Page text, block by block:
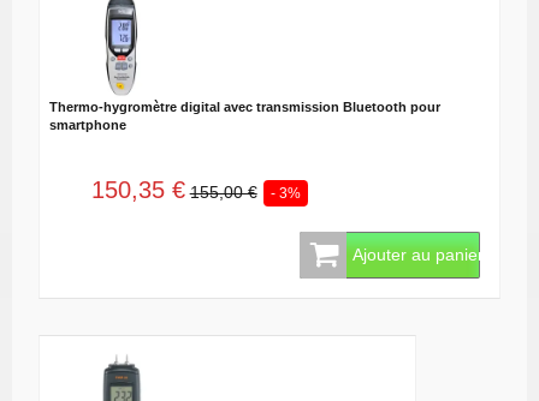
Thermo-hygromètre digital avec transmission Bluetooth pour
smartphone
150,35 € 155,00 € - 3%
Ajouter au panier